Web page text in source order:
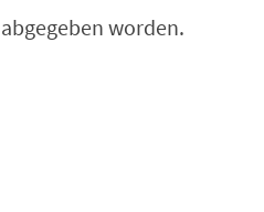
abgegeben worden.